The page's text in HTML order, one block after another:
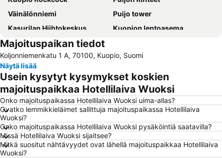
Väinälönniemi
Puijo tower
Kasurilan Hiihtokeskus
Kuopion lentoasema
Kuopion Musiikkikeskus
Väinölänniemi
Kuopion keskuskenttä
Kuopio Bus Station
Kuopio Tanssi ja Soi
Majoituspaikan tiedot
Koljonniemenkatu 1 A, 70100, Kuopio, Suomi
Näytä lisää
Usein kysytyt kysymykset koskien
majoituspaikkaa Hotellilaiva Wuoksi
Onko majoituspaikassa Hotellilaiva Wuoksi uima-allas?
Ovatko lemmikkieläimet sallittuja majoituspaikassa Hotellilaiva
Wuoksi?
Onko majoituspaikassa Hotellilaiva Wuoksi pysäköintiä saatavilla?
Missä Hotellilaiva Wuoksi sijaitsee?
Mitkä suositut nähtävyydet ovat lähellä majoituspaikkaa Hotellilaiva
Wuoksi?